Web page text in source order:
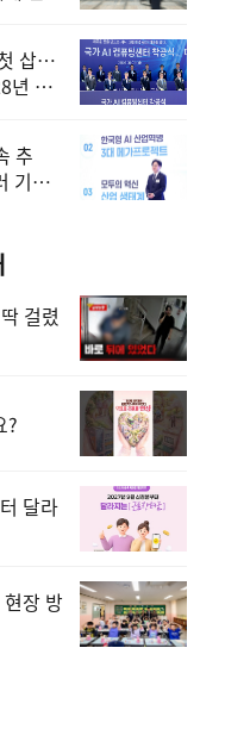
삽…
년 완
추
기반
걸렸
?
달라
장 방